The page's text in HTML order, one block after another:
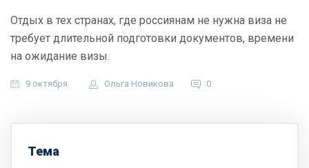
Отдых в тех странах, где россиянам не нужна виза не
требует длительной подготовки документов, времени
на ожидание визы.
9 октября Ольга Новикова 0
Тема